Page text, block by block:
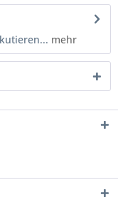
mehr